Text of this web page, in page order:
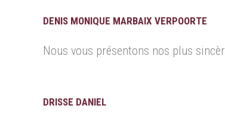
DENIS MONIQUE MARBAIX VERPOORTE
Nous vous présentons nos plus
DRISSE DANIEL